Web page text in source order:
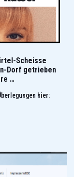
Scheisse
Dorf getrieben
…
hier: